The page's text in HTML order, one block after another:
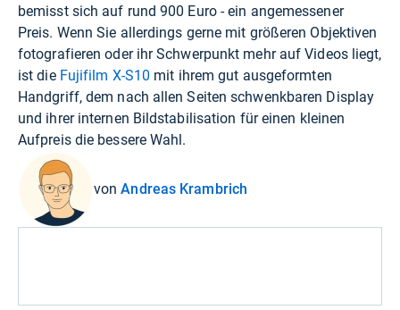
bemisst sich auf rund 900 Euro - ein angemessener
Preis. Wenn Sie allerdings gerne mit größeren Objektiven
fotografieren oder ihr Schwerpunkt mehr auf Videos liegt,
ist die Fujifilm X-S10 mit ihrem gut ausgeformten
Handgriff, dem nach allen Seiten schwenkbaren Display
und ihrer internen Bildstabilisation für einen kleinen
Aufpreis die bessere Wahl.
vonAndreas Krambrich